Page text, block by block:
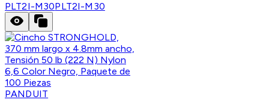
PLT2I-M30PLT2I-M30
PANDUIT